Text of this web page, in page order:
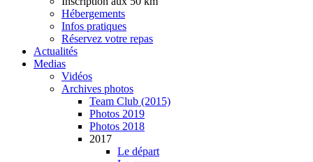
Hébergements
Infos pratiques
Réservez votre repas
Actualités
Medias
Vidéos
Archives photos
Team Club (2015)
Photos 2019
Photos 2018
2017
Le départ